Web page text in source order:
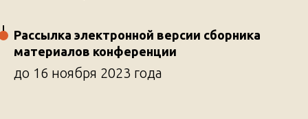
Рассылка электронной версии сборника
материалов конференции
до 16 ноября 2023 года